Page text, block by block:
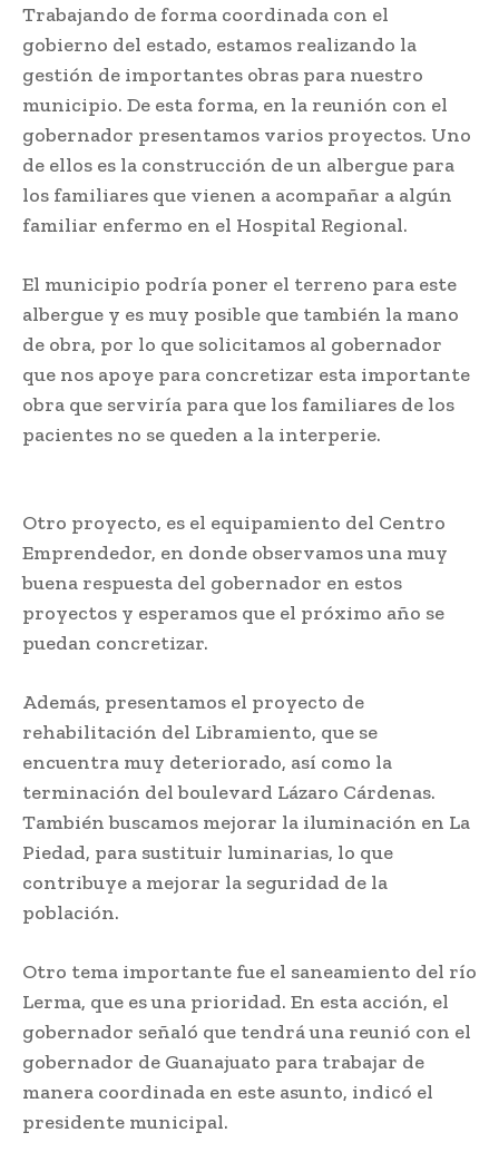
Trabajando de forma coordinada con el
gobierno del estado, estamos realizando la
gestión de importantes obras para nuestro
municipio. De esta forma, en la reunión con el
gobernador presentamos varios proyectos. Uno
de ellos es la construcción de un albergue para
los familiares que vienen a acompañar a algún
familiar enfermo en el Hospital Regional.
El municipio podría poner el terreno para este
albergue y es muy posible que también la mano
de obra, por lo que solicitamos al gobernador
que nos apoye para concretizar esta importante
obra que serviría para que los familiares de los
pacientes no se queden a la interperie.
Otro proyecto, es el equipamiento del Centro
Emprendedor, en donde observamos una muy
buena respuesta del gobernador en estos
proyectos y esperamos que el próximo año se
puedan concretizar.
Además, presentamos el proyecto de
rehabilitación del Libramiento, que se
encuentra muy deteriorado, así como la
terminación del boulevard Lázaro Cárdenas.
También buscamos mejorar la iluminación en La
Piedad, para sustituir luminarias, lo que
contribuye a mejorar la seguridad de la
población.
Otro tema importante fue el saneamiento del río
Lerma, que es una prioridad. En esta acción, el
gobernador señaló que tendrá una reunió con el
gobernador de Guanajuato para trabajar de
manera coordinada en este asunto, indicó el
presidente municipal.